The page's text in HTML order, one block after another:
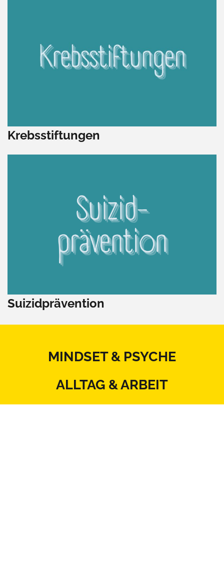
Krebsstiftungen
Suizidprävention
MINDSET & PSYCHE
ALLTAG & ARBEIT